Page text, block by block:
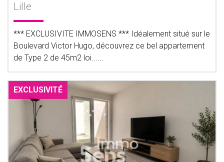
Lille
*** EXCLUSIVITE IMMOSENS *** Idéalement situé sur le
Boulevard Victor Hugo, découvrez ce bel appartement
de Type 2 de 45m2 loi......
EXCLUSIVITÉ